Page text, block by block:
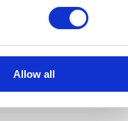
Allow all
Umgebung statt.